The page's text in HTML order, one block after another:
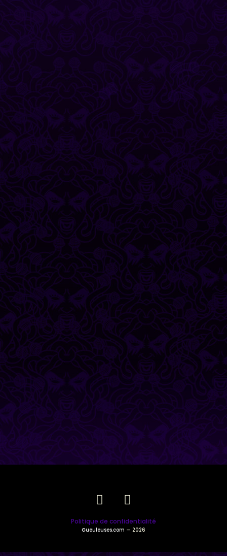
Politique de confidentialité
Gueuleuses.com — 2026